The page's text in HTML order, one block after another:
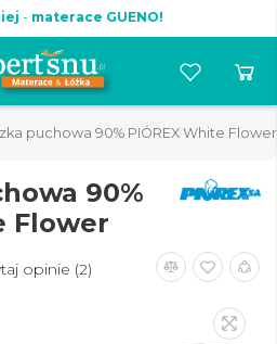
- materace GUENO!
puchowa 90% PIÓREX White Flower
90%
Flower
opinie (2)